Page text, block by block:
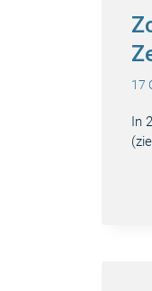
17
In